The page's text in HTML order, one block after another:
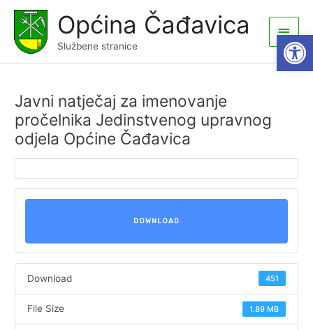
content
Općina Čađavica
Službene stranice
Main
Menu
Javni natječaj za imenovanje
pročelnika Jedinstvenog upravnog
odjela Općine Čađavica
DOWNLOAD
Download 451
File Size 1.89 MB